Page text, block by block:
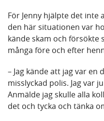
För Jenny hjälpte det
den här situationen var
kände skam och försökte
många före och efter
– Jag kände att jag var en
misslyckad polis. Jag var
Anmälde jag skulle alla
det och tycka och tänka